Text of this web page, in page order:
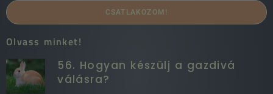
CSATLAKOZOM!
Olvass minket!
56. Hogyan készülj a gazdivá
válásra?